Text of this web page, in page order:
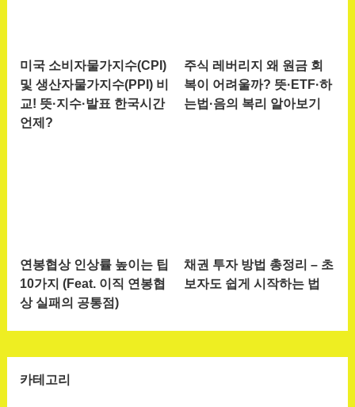
미국 소비자물가지수(CPI)
및 생산자물가지수(PPI) 비
교! 뜻·지수·발표 한국시간
언제?
주식 레버리지 왜 원금 회
복이 어려울까? 뜻·ETF·하
는법·음의 복리 알아보기
연봉협상 인상률 높이는 팁
10가지 (Feat. 이직 연봉협
상 실패의 공통점)
채권 투자 방법 총정리 – 초
보자도 쉽게 시작하는 법
카테고리